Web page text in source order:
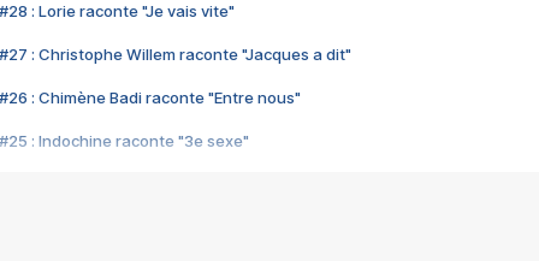
#28 : Lorie raconte "Je vais vite"
#27 : Christophe Willem raconte "Jacques a dit"
#26 : Chimène Badi raconte "Entre nous"
#25 : Indochine raconte "3e sexe"